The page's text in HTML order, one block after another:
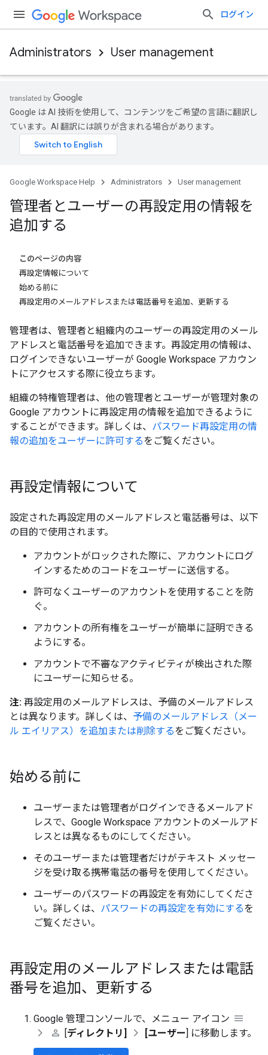
ログイン
Administrators User management
Google は AI 技術を使用して、コンテンツをご希望の言語に翻訳し
ています。AI 翻訳には誤りが含まれる場合があります。
Google Workspace Help Administrators User management
管理者とユーザーの再設定用の情報を
追加する
このページの内容
再設定情報について
始める前に
再設定用のメールアドレスまたは電話番号を追加、更新する
管理者は、管理者と組織内のユーザーの再設定用のメール
アドレスと電話番号を追加できます。再設定用の情報は、
ログインできないユーザーが Google Workspace アカウン
トにアクセスする際に役立ちます。
組織の特権管理者は、他の管理者とユーザーが管理対象の
Google アカウントに再設定用の情報を追加できるように
することができます。詳しくは、 パスワード再設定用の情
報の追加をユーザーに許可するをご覧ください。
再設定情報について
設定された再設定用のメールアドレスと電話番号は、以下
の目的で使用されます。
アカウントがロックされた際に、アカウントにログ
インするためのコードをユーザーに送信する。
許可なくユーザーのアカウントを使用することを防
ぐ。
アカウントの所有権をユーザーが簡単に証明できる
ようにする。
アカウントで不審なアクティビティが検出された際
にユーザーに知らせる。
注: 再設定用のメールアドレスは、予備のメールアドレス
とは異なります。詳しくは、 予備のメールアドレス（メー
ル エイリアス）を追加または削除するをご覧ください。
始める前に
ユーザーまたは管理者がログインできるメールアド
レスで、Google Workspace アカウントのメールアド
レスとは異なるものにしてください。
そのユーザーまたは管理者だけがテキスト メッセー
ジを受け取る携帯電話の番号を使用してください。
ユーザーのパスワードの再設定を有効にしてくださ
い。詳しくは、 パスワードの再設定を有効にするを
ご覧ください。
再設定用のメールアドレスまたは電話
番号を追加、更新する
Google 管理コンソールで、メニュー アイコン
[ディレクトリ] [ユーザー] に移動します。